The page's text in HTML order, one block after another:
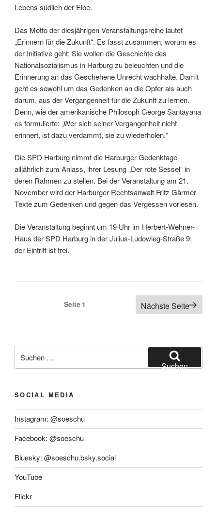
Lebens südlich der Elbe.
Das Motto der diesjährigen Veranstaltungsreihe lautet
„Erinnern für die Zukunft“. Es fasst zusammen, worum es
der Initiative geht: Sie wollen die Geschichte des
Nationalsozialismus in Harburg zu beleuchten und die
Erinnerung an das Geschehene Unrecht wachhalte. Damit
geht es sowohl um das Gedenken an die Opfer als auch
darum, aus der Vergangenheit für die Zukunft zu lernen.
Denn, wie der amerikanische Philosoph George Santayana
es formulierte: „Wer sich seiner Vergangenheit nicht
erinnert, ist dazu verdammt, sie zu wiederholen.“
Die SPD Harburg nimmt die Harburger Gedenktage
alljährlich zum Anlass, ihrer Lesung „Der rote Sessel“ in
deren Rahmen zu stellen. Bei der Veranstaltung am 21.
November wird der Harburger Rechtsanwalt Fritz Gärmer
Texte zum Gedenken und gegen das Vergessen vorlesen.
Die Veranstaltung beginnt um 19 Uhr im Herbert-Wehner-
Haus der SPD Harburg in der Julius-Ludowieg-Straße 9;
der Eintritt ist frei.
Seitennummerierung
Seite 1 Nächste Seite
nach:
Suchen
SOCIAL MEDIA
Instagram: @soeschu
Facebook: @soeschu
Bluesky: @soeschu.bsky.social
YouTube
Flickr